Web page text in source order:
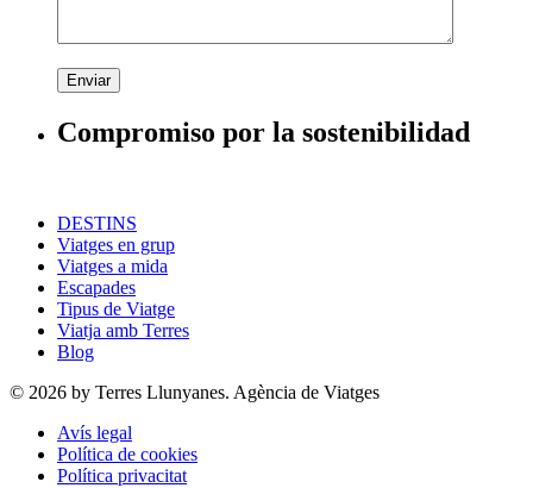
Enviar
Compromiso por la sostenibilidad
DESTINS
Viatges en grup
Viatges a mida
Escapades
Tipus de Viatge
Viatja amb Terres
Blog
© 2026 by Terres Llunyanes. Agència de Viatges
Avís legal
Política de cookies
Política privacitat